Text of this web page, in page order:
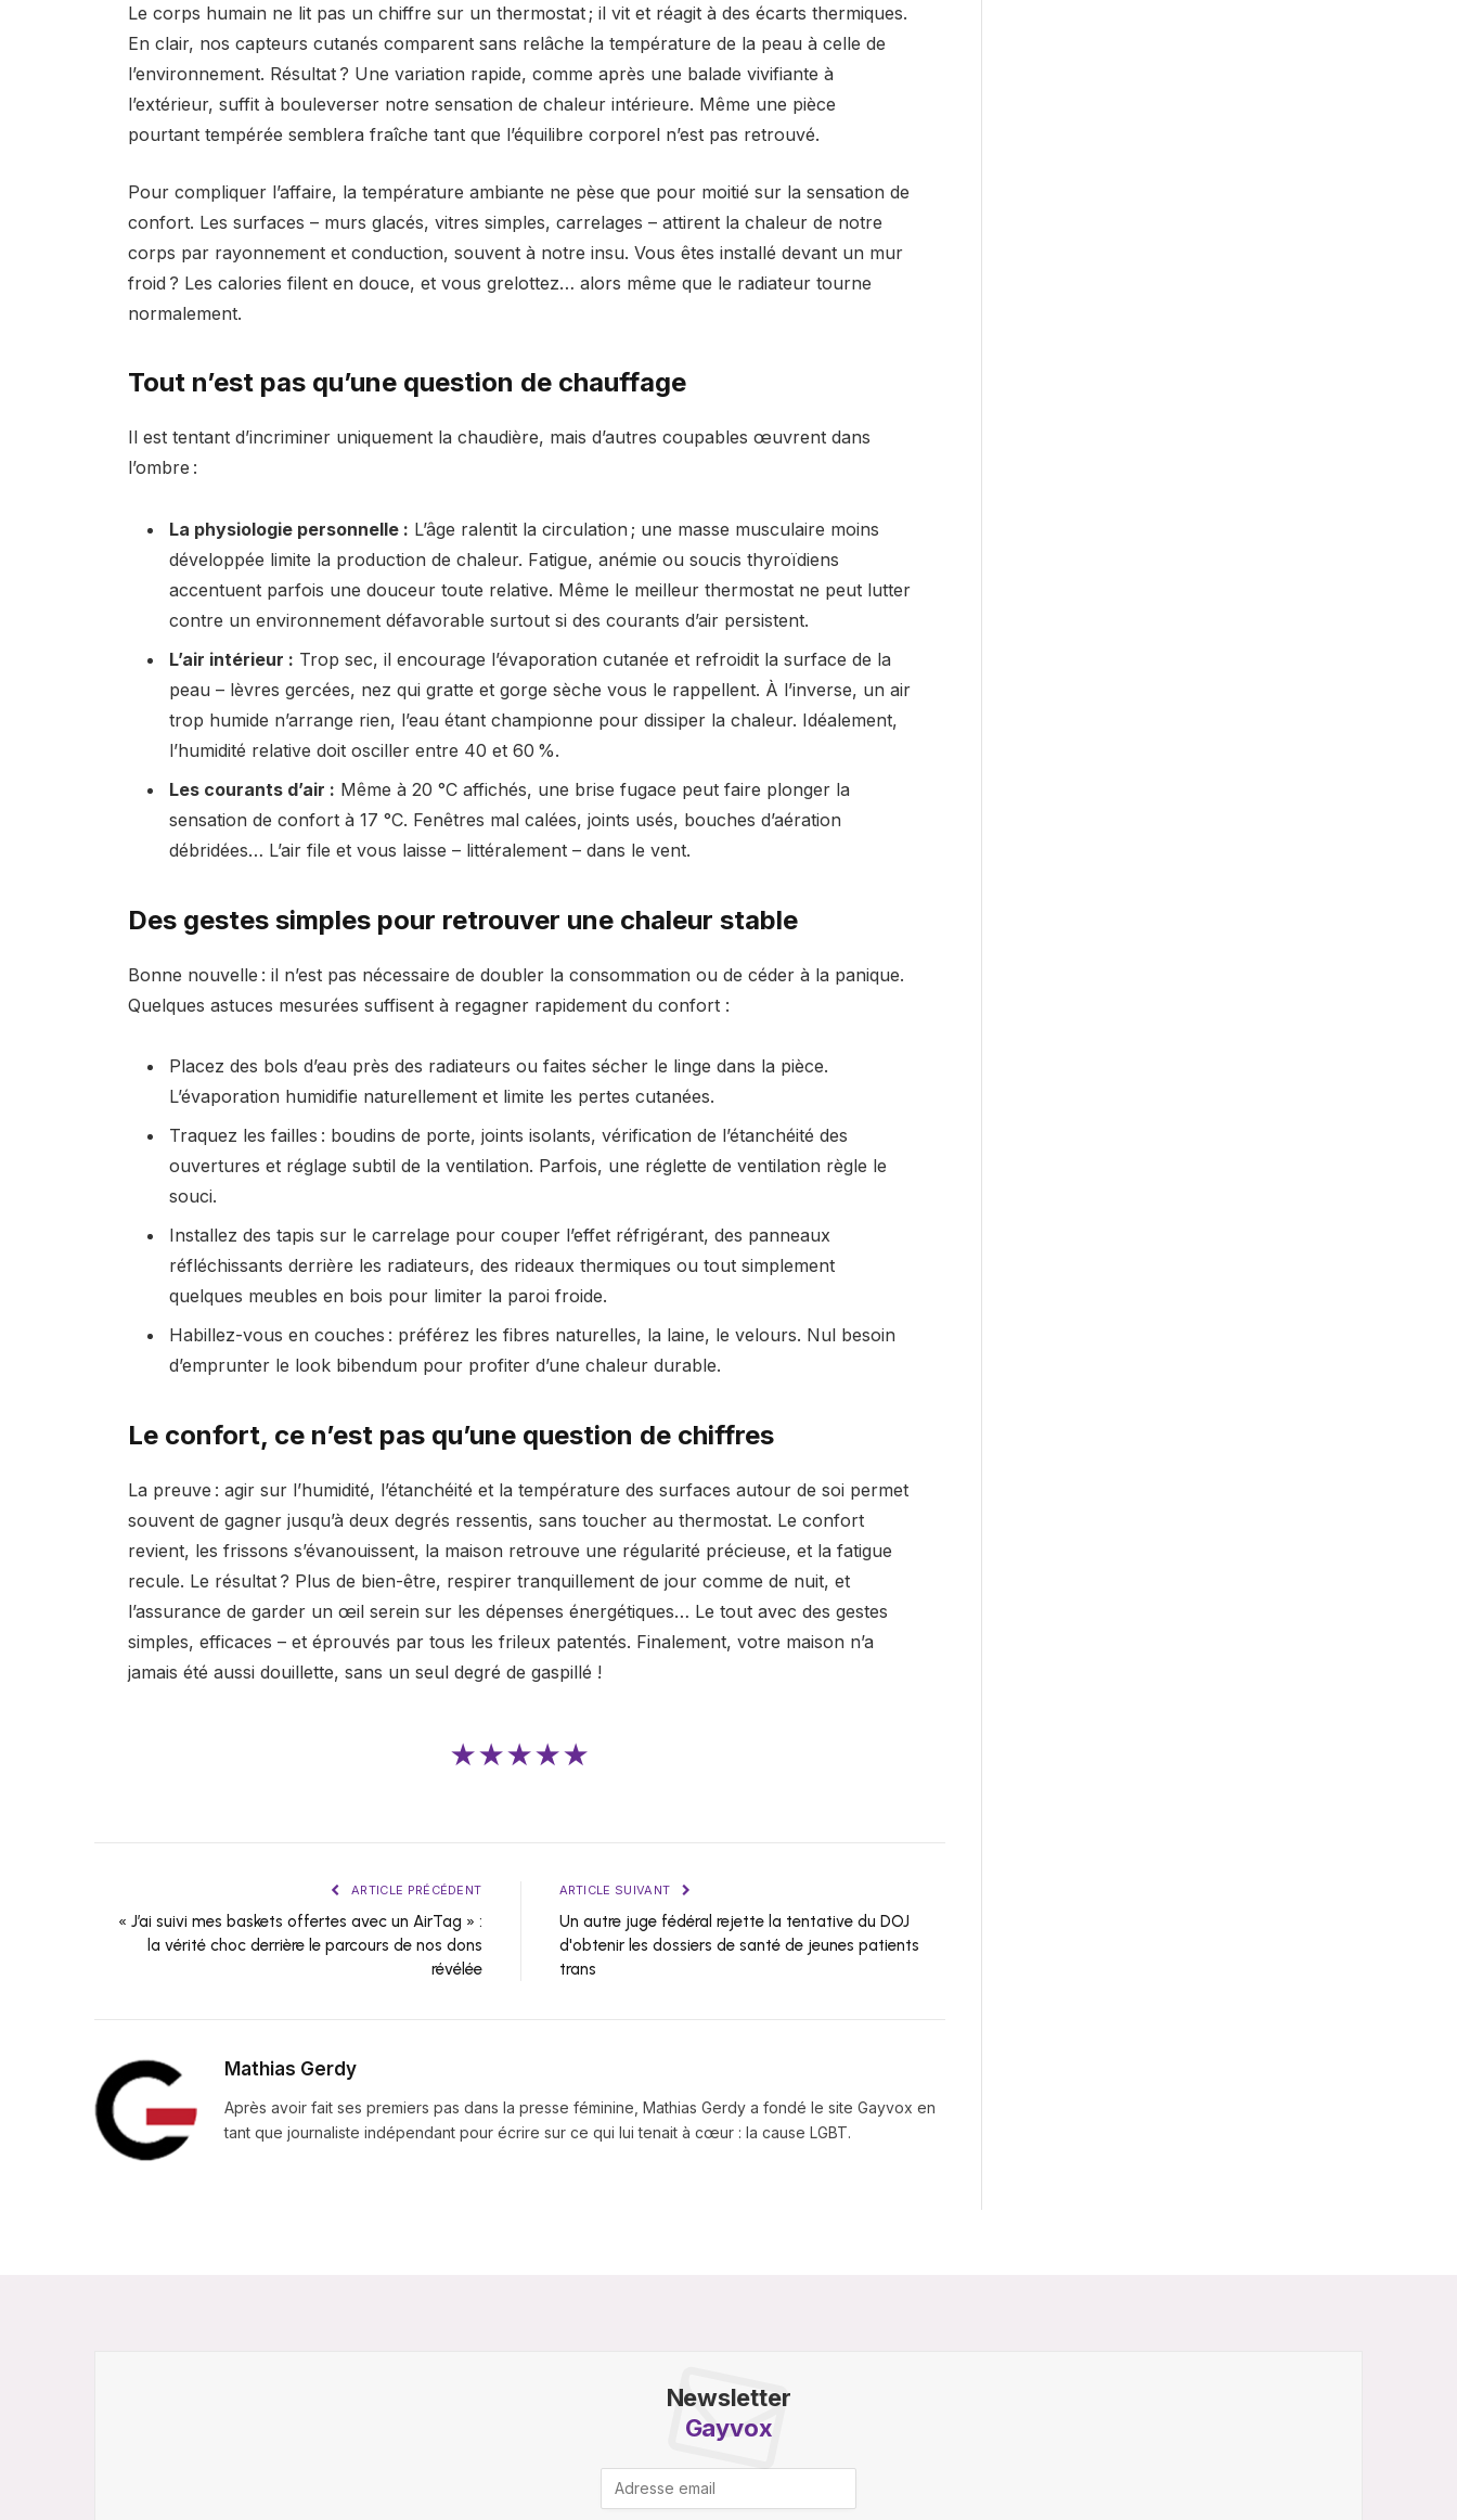
Le corps humain ne lit pas un chiffre sur un thermostat ; il vit et réagit à des écarts thermiques.
En clair, nos capteurs cutanés comparent sans relâche la température de la peau à celle de
l’environnement. Résultat ? Une variation rapide, comme après une balade vivifiante à
l’extérieur, suffit à bouleverser notre sensation de chaleur intérieure. Même une pièce
pourtant tempérée semblera fraîche tant que l’équilibre corporel n’est pas retrouvé.
Pour compliquer l’affaire, la température ambiante ne pèse que pour moitié sur la sensation de
confort. Les surfaces – murs glacés, vitres simples, carrelages – attirent la chaleur de notre
corps par rayonnement et conduction, souvent à notre insu. Vous êtes installé devant un mur
froid ? Les calories filent en douce, et vous grelottez… alors même que le radiateur tourne
normalement.
Tout n’est pas qu’une question de chauffage
Il est tentant d’incriminer uniquement la chaudière, mais d’autres coupables œuvrent dans
l’ombre :
La physiologie personnelle : L’âge ralentit la circulation ; une masse musculaire moins
développée limite la production de chaleur. Fatigue, anémie ou soucis thyroïdiens
accentuent parfois une douceur toute relative. Même le meilleur thermostat ne peut lutter
contre un environnement défavorable surtout si des courants d’air persistent.
L’air intérieur : Trop sec, il encourage l’évaporation cutanée et refroidit la surface de la
peau – lèvres gercées, nez qui gratte et gorge sèche vous le rappellent. À l’inverse, un air
trop humide n’arrange rien, l’eau étant championne pour dissiper la chaleur. Idéalement,
l’humidité relative doit osciller entre 40 et 60 %.
Les courants d’air : Même à 20 °C affichés, une brise fugace peut faire plonger la
sensation de confort à 17 °C. Fenêtres mal calées, joints usés, bouches d’aération
débridées… L’air file et vous laisse – littéralement – dans le vent.
Des gestes simples pour retrouver une chaleur stable
Bonne nouvelle : il n’est pas nécessaire de doubler la consommation ou de céder à la panique.
Quelques astuces mesurées suffisent à regagner rapidement du confort :
Placez des bols d’eau près des radiateurs ou faites sécher le linge dans la pièce.
L’évaporation humidifie naturellement et limite les pertes cutanées.
Traquez les failles : boudins de porte, joints isolants, vérification de l’étanchéité des
ouvertures et réglage subtil de la ventilation. Parfois, une réglette de ventilation règle le
souci.
Installez des tapis sur le carrelage pour couper l’effet réfrigérant, des panneaux
réfléchissants derrière les radiateurs, des rideaux thermiques ou tout simplement
quelques meubles en bois pour limiter la paroi froide.
Habillez-vous en couches : préférez les fibres naturelles, la laine, le velours. Nul besoin
d’emprunter le look bibendum pour profiter d’une chaleur durable.
Le confort, ce n’est pas qu’une question de chiffres
La preuve : agir sur l’humidité, l’étanchéité et la température des surfaces autour de soi permet
souvent de gagner jusqu’à deux degrés ressentis, sans toucher au thermostat. Le confort
revient, les frissons s’évanouissent, la maison retrouve une régularité précieuse, et la fatigue
recule. Le résultat ? Plus de bien-être, respirer tranquillement de jour comme de nuit, et
l’assurance de garder un œil serein sur les dépenses énergétiques… Le tout avec des gestes
simples, efficaces – et éprouvés par tous les frileux patentés. Finalement, votre maison n’a
jamais été aussi douillette, sans un seul degré de gaspillé !
★★★★★
ARTICLE PRÉCÉDENT
« J’ai suivi mes baskets offertes avec un AirTag » :
la vérité choc derrière le parcours de nos dons
révélée
ARTICLE SUIVANT
Un autre juge fédéral rejette la tentative du DOJ
d'obtenir les dossiers de santé de jeunes patients
trans
Mathias Gerdy
Après avoir fait ses premiers pas dans la presse féminine, Mathias Gerdy a fondé le site Gayvox en
tant que journaliste indépendant pour écrire sur ce qui lui tenait à cœur : la cause LGBT.
Newsletter
Gayvox